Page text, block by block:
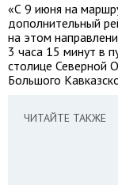
«С 9 июня на
дополнительный
на этом
3 часа 15 минут в
столице Северной
Большого
ЧИТАЙТЕ ТАКЖЕ